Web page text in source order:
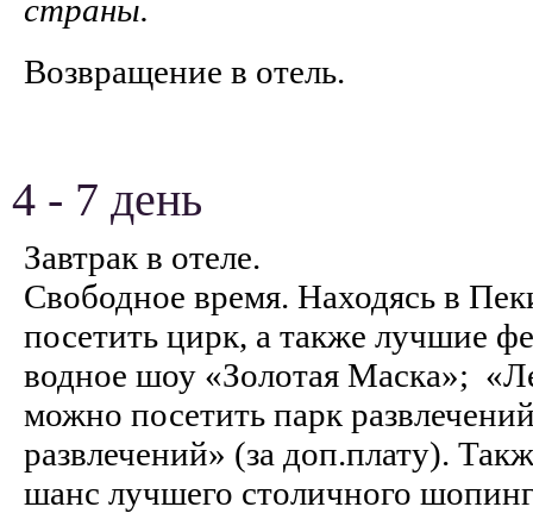
страны.
Возвращение в отель.
4 - 7 день
Завтрак в отеле.
Свободное время. Находясь в
посетить цирк, а также лучшие
водное шоу «Золотая Маска»;
можно посетить парк
развлечений» (за доп.плату).
шанс лучшего столичного